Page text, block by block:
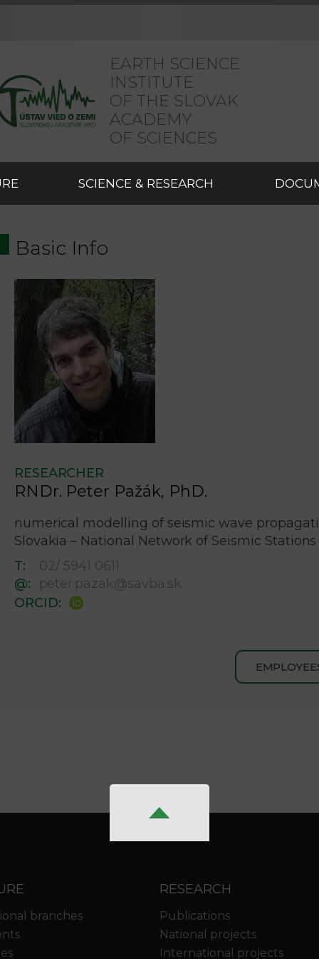
EARTH SCIENCE
INSTITUTE
OF THE SLOVAK
ACADEMY
OF SCIENCES
SCIENCE & RESEARCH
Basic Info
RESEARCHER
RNDr. Peter Pažák, PhD.
numerical modelling of seismic wave
Slovakia – National Network of Seismic Stations
T:
02/ 5941 0611
@:
peter.pazak@savba.sk
ORCID:
branches
RESEARCH
Publications
National projects
International projects